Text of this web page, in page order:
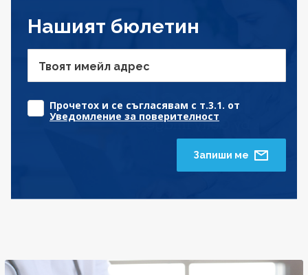
Нашият бюлетин
Твоят имейл адрес
Прочетох и се съгласявам с т.3.1. от
Уведомление за поверителност
Запиши ме